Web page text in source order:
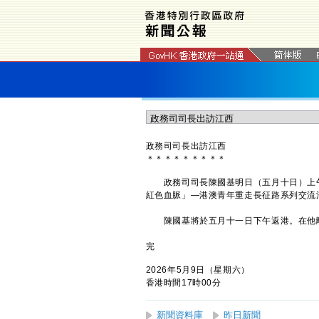
政務司司長出訪江西
＊ ＊ ＊ ＊ ＊ ＊ ＊ ＊ ＊
政務司司長陳國基明日（五月十日）上
紅色血脈」—港澳青年重走長征路系列交流
陳國基將於五月十一日下午返港。在他
完
2026年5月9日（星期六）
香港時間17時00分
新聞資料庫 昨日新聞